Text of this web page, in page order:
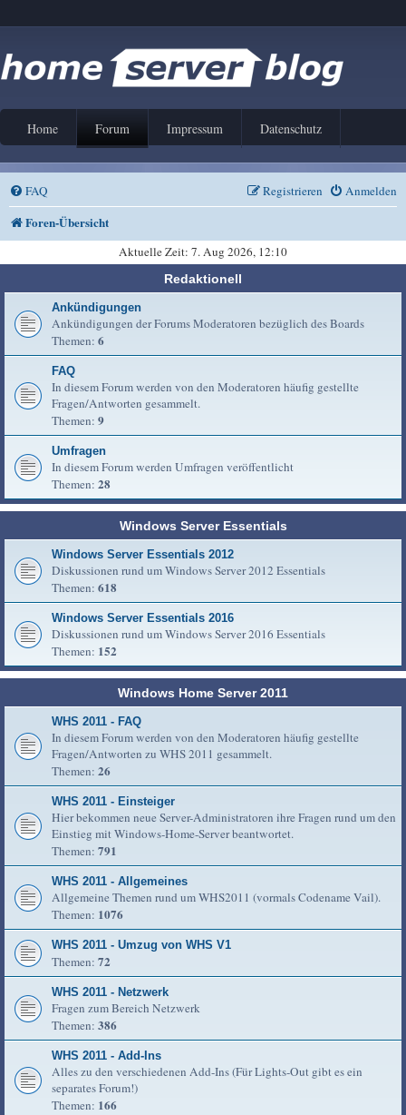
Home Forum Impressum Datenschutz
FAQ Anmelden
Registrieren
Foren-Übersicht
Aktuelle Zeit: 7. Aug 2026, 12:10
Redaktionell
Ankündigungen
Ankündigungen der Forums Moderatoren bezüglich des Boards
Themen: 6
FAQ
In diesem Forum werden von den Moderatoren häufig gestellte
Fragen/Antworten gesammelt.
Themen: 9
Umfragen
In diesem Forum werden Umfragen veröffentlicht
Themen: 28
Windows Server Essentials
Windows Server Essentials 2012
Diskussionen rund um Windows Server 2012 Essentials
Themen: 618
Windows Server Essentials 2016
Diskussionen rund um Windows Server 2016 Essentials
Themen: 152
Windows Home Server 2011
WHS 2011 - FAQ
In diesem Forum werden von den Moderatoren häufig gestellte
Fragen/Antworten zu WHS 2011 gesammelt.
Themen: 26
WHS 2011 - Einsteiger
Hier bekommen neue Server-Administratoren ihre Fragen rund um den
Einstieg mit Windows-Home-Server beantwortet.
Themen: 791
WHS 2011 - Allgemeines
Allgemeine Themen rund um WHS2011 (vormals Codename Vail).
Themen: 1076
WHS 2011 - Umzug von WHS V1
Themen: 72
WHS 2011 - Netzwerk
Fragen zum Bereich Netzwerk
Themen: 386
WHS 2011 - Add-Ins
Alles zu den verschiedenen Add-Ins (Für Lights-Out gibt es ein
separates Forum!)
Themen: 166